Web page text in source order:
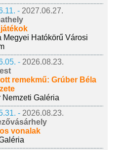
- 2027.06.27.
Megyei Hatókörű Városi
- 2026.08.23.
remekmű: Grúber Béla
Nemzeti Galéria
- 2026.08.23.
vonalak